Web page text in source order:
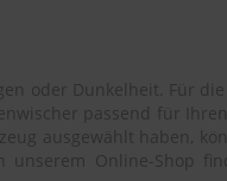
oder Dunkelheit. Für
passend für Ihren
ausgewählt haben,
Online-Shop